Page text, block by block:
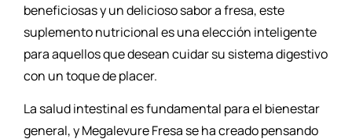
beneficiosas y un delicioso sabor a fresa, este
suplemento nutricional es una elección inteligente
para aquellos que desean cuidar su sistema digestivo
con un toque de placer.
La salud intestinal es fundamental para el bienestar
general, y Megalevure Fresa se ha creado pensando